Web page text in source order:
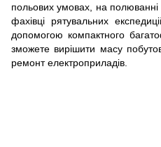
польових умовах, на полюванні
фахівці рятувальних
допомогою компактного
зможете вирішити масу
ремонт електроприладів.